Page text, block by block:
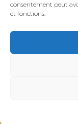
consentement peut
et fonctions.
– Vidéo :